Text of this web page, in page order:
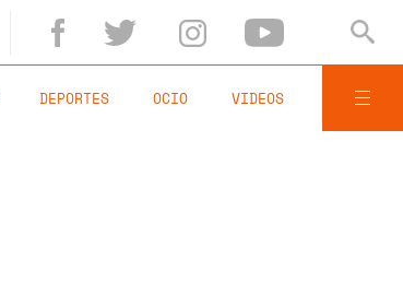
DEPORTES OCIO VIDEOS